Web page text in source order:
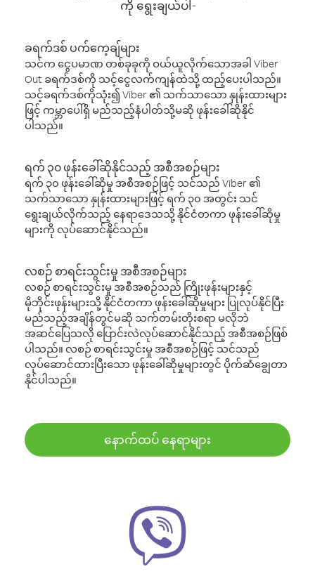
ကို ရွေးချယ်ပါ-
ခရက်ဒစ် ပက်ကေ့ချ်များ
သင်က ငွေပမာဏ တစ်ခုခုကို ဝယ်ယူလိုက်သောအခါ Viber
Out ခရက်ဒစ်ကို သင့်ငွေလက်ကျန်ထဲသို့ ထည့်ပေးပါသည်။
သင့်ခရက်ဒစ်ကိုသုံး၍ Viber ၏ သက်သာသော နှုန်းထားများ
ဖြင့် ကမ္ဘာပေါ်ရှိ မည်သည့်နံပါတ်သို့မဆို ဖုန်းခေါ်ဆိုနိုင်
ပါသည်။
ရက် ၃၀ ဖုန်းခေါ်ဆိုနိုင်သည့် အစီအစဉ်များ
ရက် ၃၀ ဖုန်းခေါ်ဆိုမှု အစီအစဉ်ဖြင့် သင်သည် Viber ၏
သက်သာသော နှုန်းထားများဖြင့် ရက် ၃၀ အတွင်း သင်
ရွေးချယ်လိုက်သည့် နေရာဒေသသို့ နိုင်ငံတကာ ဖုန်းခေါ်ဆိုမှု
များကို လုပ်ဆောင်နိုင်သည်။
လစဉ် စာရင်းသွင်းမှု အစီအစဉ်များ
လစဉ် စာရင်းသွင်းမှု အစီအစဉ်သည် ကြိုးဖုန်းများနှင့်
မိုဘိုင်းဖုန်းများသို့ နိုင်ငံတကာ ဖုန်းခေါ်ဆိုမှုများ ပြုလုပ်နိုင်ပြီး
မည်သည့်အချိန်တွင်မဆို သက်တမ်းတိုးစရာ မလိုဘဲ
အဆင်ပြေသလို ပြောင်းလဲလုပ်ဆောင်နိုင်သည့် အစီအစဉ်ဖြစ်
ပါသည်။ လစဉ် စာရင်းသွင်းမှု အစီအစဉ်ဖြင့် သင်သည်
လုပ်ဆောင်ထားပြီးသော ဖုန်းခေါ်ဆိုမှုများတွင် ပိုက်ဆံချွေတာ
နိုင်ပါသည်။
နောက်ထပ် နေရာများ